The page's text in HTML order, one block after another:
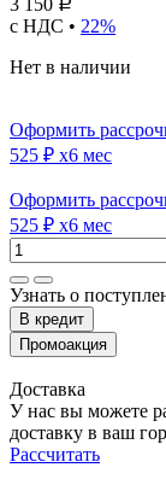
Р
с НДС • 22%
Нет в наличии
Оформить
525 ₽ x6 мес
Оформить
525 ₽ x6 мес
Узнать о
Доставка
У нас вы можете
доставку в ваш
Рассчитать